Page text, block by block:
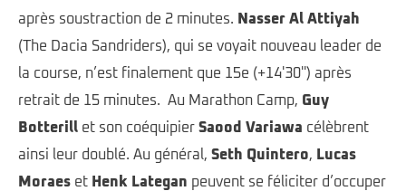
après soustraction de 2 minutes. Nasser Al Attiyah
(The Dacia Sandriders), qui se voyait nouveau leader de
la course, n’est finalement que 15e (+14'30'') après
retrait de 15 minutes. Au Marathon Camp, Guy
Botterill et son coéquipier Saood Variawa célèbrent
ainsi leur doublé. Au général, Seth Quintero, Lucas
Moraes et Henk Lategan peuvent se féliciter d’occuper